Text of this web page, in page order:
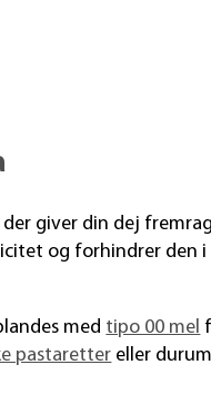
giver din dej
og forhindrer den
med tipo 00 mel
pasta­retter eller